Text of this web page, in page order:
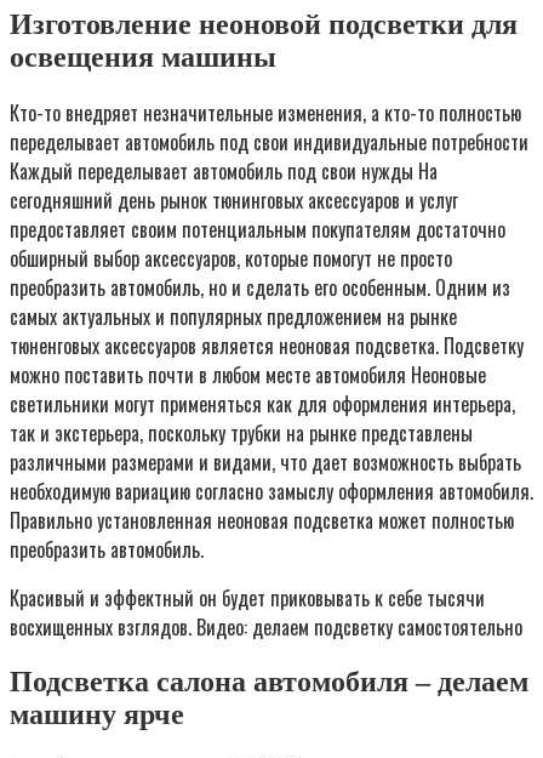
Изготовление неоновой подсветки для
освещения машины
Кто-то внедряет незначительные изменения, а кто-то полностью
переделывает автомобиль под свои индивидуальные потребности
Каждый переделывает автомобиль под свои нужды На
сегодняшний день рынок тюнинговых аксессуаров и услуг
предоставляет своим потенциальным покупателям достаточно
обширный выбор аксессуаров, которые помогут не просто
преобразить автомобиль, но и сделать его особенным. Одним из
самых актуальных и популярных предложением на рынке
тюненговых аксессуаров является неоновая подсветка. Подсветку
можно поставить почти в любом месте автомобиля Неоновые
светильники могут применяться как для оформления интерьера,
так и экстерьера, поскольку трубки на рынке представлены
различными размерами и видами, что дает возможность выбрать
необходимую вариацию согласно замыслу оформления автомобиля.
Правильно установленная неоновая подсветка может полностью
преобразить автомобиль.
Красивый и эффектный он будет приковывать к себе тысячи
восхищенных взглядов. Видео: делаем подсветку самостоятельно
Подсветка салона автомобиля – делаем
машину ярче